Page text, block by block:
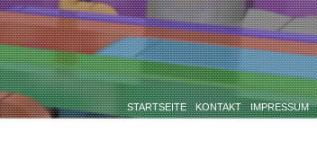
IMPRESSUM
KONTAKT
STARTSEITE